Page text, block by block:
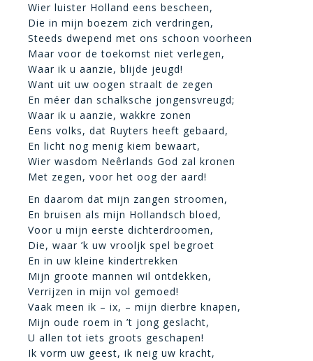
Wier luister Holland eens bescheen,
Die in mijn boezem zich verdringen,
Steeds dwepend met ons schoon voorheen
Maar voor de toekomst niet verlegen,
Waar ik u aanzie, blijde jeugd!
Want uit uw oogen straalt de zegen
En méer dan schalksche jongensvreugd;
Waar ik u aanzie, wakkre zonen
Eens volks, dat Ruyters heeft gebaard,
En licht nog menig kiem bewaart,
Wier wasdom Neêrlands God zal kronen
Met zegen, voor het oog der aard!
En daarom dat mijn zangen stroomen,
En bruisen als mijn Hollandsch bloed,
Voor u mijn eerste dichterdroomen,
Die, waar ’k uw vrooljk spel begroet
En in uw kleine kindertrekken
Mijn groote mannen wil ontdekken,
Verrijzen in mijn vol gemoed!
Vaak meen ik – ix, – mijn dierbre knapen,
Mijn oude roem in ’t jong geslacht,
U allen tot iets groots geschapen!
Ik vorm uw geest, ik neig uw kracht,